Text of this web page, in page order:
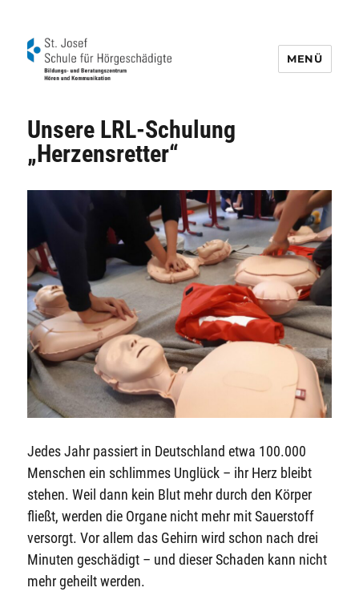
MENÜ
Unsere LRL-Schulung
„Herzensretter“
Jedes Jahr passiert in Deutschland etwa 100.000
Menschen ein schlimmes Unglück – ihr Herz bleibt
stehen. Weil dann kein Blut mehr durch den Körper
fließt, werden die Organe nicht mehr mit Sauerstoff
versorgt. Vor allem das Gehirn wird schon nach drei
Minuten geschädigt – und dieser Schaden kann nicht
mehr geheilt werden.